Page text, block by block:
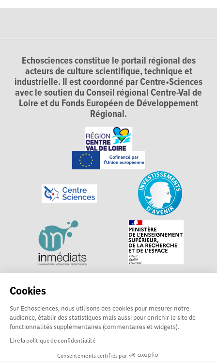
Cookies
Sur Echosciences, nous utilisons des cookies pour mesurer notre
audience, établir des statistiques mais aussi pour enrichir le site de
fonctionnalités supplémentaires (commentaires et widgets).
Lire la politique de confidentialité
Consentements certifiés par
Echosciences constitue le portail régional des
acteurs de culture scientifique, technique et
industrielle. Il est coordonné par Centre•Sciences
avec le soutien du Conseil régional Centre-Val de
Loire et du Fonds Européen de Développement
Régional.
Explorer, s’exprimer, rentrer en contact : Echosciences
sciences et de technologies du territoire. Propulsé par
Centre•Sciences/ Contact : echosciences@centre-
sciences.fr
Mentions légales|Politique de confidentialité